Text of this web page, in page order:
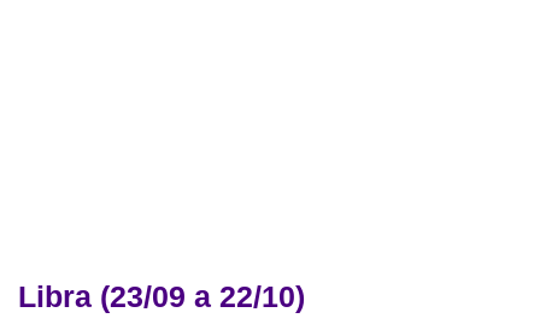
Libra (23/09 a 22/10)